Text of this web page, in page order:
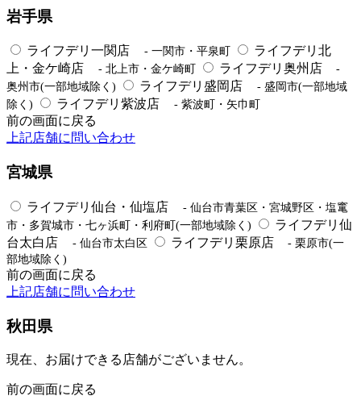
岩手県
ライフデリ一関店 - 一関市・平泉町
ライフデリ北
上・金ケ崎店
- 北上市・金ケ崎町 ライフデリ奥州店
-
奥州市(一部地域除く)
ライフデリ盛岡店
- 盛岡市(一部地域
除く)
ライフデリ紫波店 - 紫波町・矢巾町
前の画面に戻る
上記店舗に問い合わせ
宮城県
ライフデリ仙台・仙塩店
- 仙台市青葉区・宮城野区・塩竃
市・多賀城市・七ヶ浜町・利府町(一部地域除く)
ライフデリ仙
台太白店
- 仙台市太白区 ライフデリ栗原店
- 栗原市(一
部地域除く)
前の画面に戻る
上記店舗に問い合わせ
秋田県
現在、お届けできる店舗がございません。
前の画面に戻る